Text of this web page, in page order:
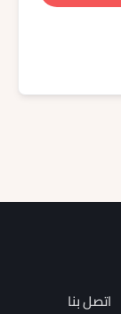
اتصل بنا